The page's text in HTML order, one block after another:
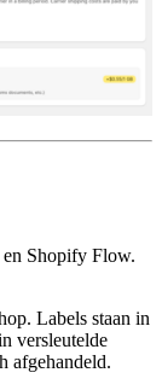
Shopify Flow.
Labels staan in
versleutelde
afgehandeld.